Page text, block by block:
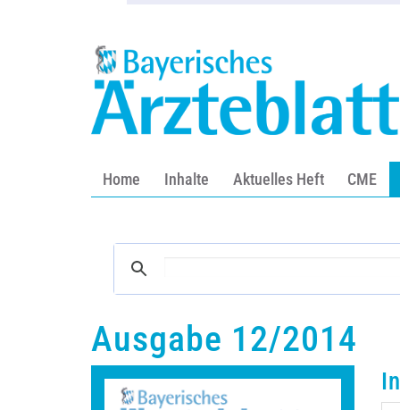
Home Inhalte Aktuelles Heft CME
Ausgabe 12/2014